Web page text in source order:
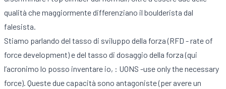
qualità che maggiormente differenziano il boulderista dal
falesista.
Stiamo parlando del tasso di sviluppo della forza (RFD - rate of
force development) e del tasso di dosaggio della forza (qui
l’acronimo lo posso inventare io, : UONS -use only the necessary
force). Queste due capacità sono antagoniste (per avere un